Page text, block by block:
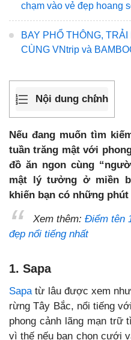
chạm vào vẻ đẹp hoang
BAY PHỔ THÔNG,
CÙNG VNtrip và
Nội dung chính
Nếu đang muốn tìm
tuần trăng mật với
đồ ăn ngon cùng
mật lý tưởng ở miền
khiến bạn có những
Xem thêm: Điểm tên
đẹp nổi tiếng nhất
1. Sapa
Sapatừ lâu được xem như
rừng Tây Bắc, nổi tiếng
phong cảnh lãng mạn trữ
vì thế nếu bạn chọn cưới